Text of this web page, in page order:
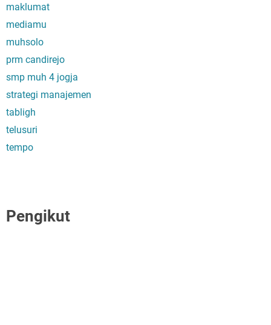
maklumat
mediamu
muhsolo
prm candirejo
smp muh 4 jogja
strategi manajemen
tabligh
telusuri
tempo
Pengikut